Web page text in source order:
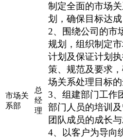
市场关
系部
总
经
理
制定全面的市场
划，确保目标达成
2、围绕公司的市
规划，组织制定
计划及保证计划
策、规范及要求
场关系处理目标的
3、组建部门工作
部门人员的培训
团队成员的成长与
4、以客户为导向